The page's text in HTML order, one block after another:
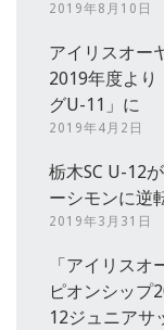
2019年8月10日
アイリスオー
2019年度より
グU-11」に
2019年4月2日
栃木SC U-12
ーシモンに逆
2019年3月31日
「アイリス
ピオンシップ
12ジュニアサ